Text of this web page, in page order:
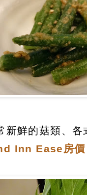
鮮的菇類、
Inn Ease房價